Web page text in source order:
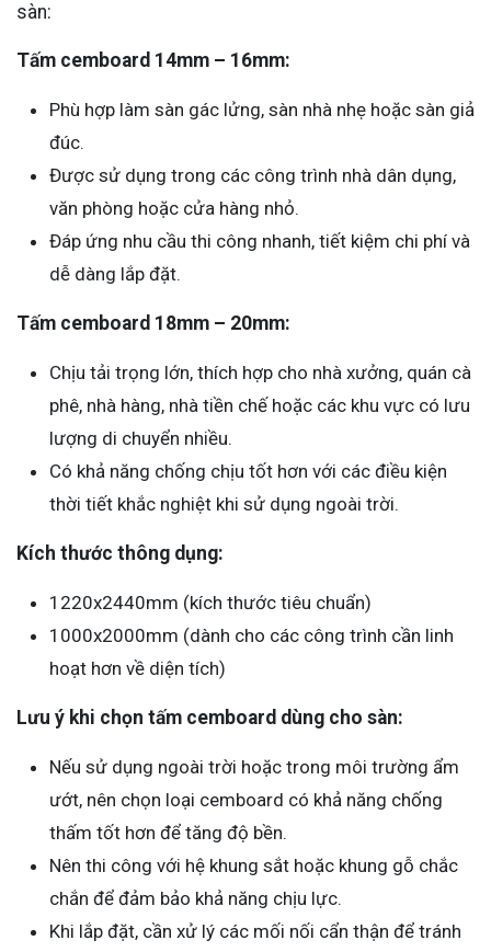
sàn:
Tấm cemboard 14mm – 16mm:
Phù hợp làm sàn gác lửng, sàn nhà nhẹ hoặc sàn giả
đúc.
Được sử dụng trong các công trình nhà dân dụng,
văn phòng hoặc cửa hàng nhỏ.
Đáp ứng nhu cầu thi công nhanh, tiết kiệm chi phí và
dễ dàng lắp đặt.
Tấm cemboard 18mm – 20mm:
Chịu tải trọng lớn, thích hợp cho nhà xưởng, quán cà
phê, nhà hàng, nhà tiền chế hoặc các khu vực có lưu
lượng di chuyển nhiều.
Có khả năng chống chịu tốt hơn với các điều kiện
thời tiết khắc nghiệt khi sử dụng ngoài trời.
Kích thước thông dụng:
1220x2440mm (kích thước tiêu chuẩn)
1000x2000mm (dành cho các công trình cần linh
hoạt hơn về diện tích)
Lưu ý khi chọn tấm cemboard dùng cho sàn:
Nếu sử dụng ngoài trời hoặc trong môi trường ẩm
ướt, nên chọn loại cemboard có khả năng chống
thấm tốt hơn để tăng độ bền.
Nên thi công với hệ khung sắt hoặc khung gỗ chắc
chắn để đảm bảo khả năng chịu lực.
Khi lắp đặt, cần xử lý các mối nối cẩn thận để tránh